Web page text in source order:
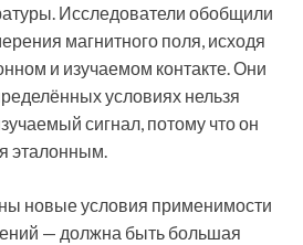
Исследователи обобщили
магнитного поля, исходя
и изучаемом контакте. Они
условиях нельзя
сигнал, потому что он
эталонным.
новые условия применимости
— должна быть большая